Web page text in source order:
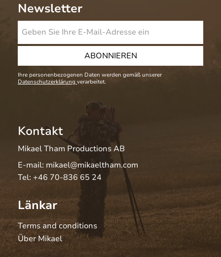
Newsletter
ABONNIEREN
Ihre personenbezogenen Daten werden gemäß unserer
Datenschutzerklärung verarbeitet.
Kontakt
Mikael Tham Productions AB
E-mail: mikael@mikaeltham.com
Tel: +46 70-836 65 24
Länkar
Terms and conditions
Über Mikael